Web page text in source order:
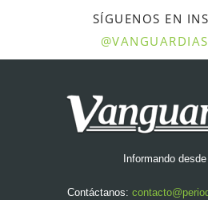
SÍGUENOS EN
Informando
Contáctanos: